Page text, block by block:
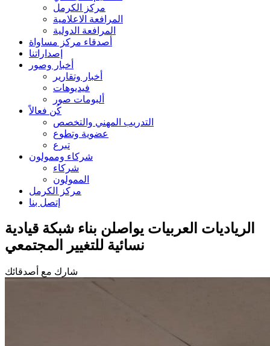
مركز الكرمل
المرافعة الاعلامية
المرافعة الدولية
أصدقاء مركز مساواة
إصداراتنا
أخبار وصور
أخبار وتقارير
فيديوهات
ألبومات صور
كُن فعالاً
التدريب المهني والتخصص
عضوية وتطوع
تبرع
شركاء وممولون
شركاء
الممولون
مركز الكرمل
إتصل بنا
الرياديات العربيات يواصلن بناء شبكة قيادية
نسائية للتغيير المجتمعي
شارك مع أصدقائك